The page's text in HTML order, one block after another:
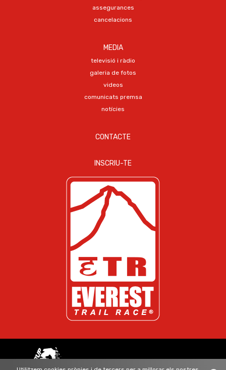
assegurances
cancelacions
MEDIA
televisió i ràdio
galeria de fotos
videos
comunicats premsa
notícies
CONTACTE
INSCRIU-TE